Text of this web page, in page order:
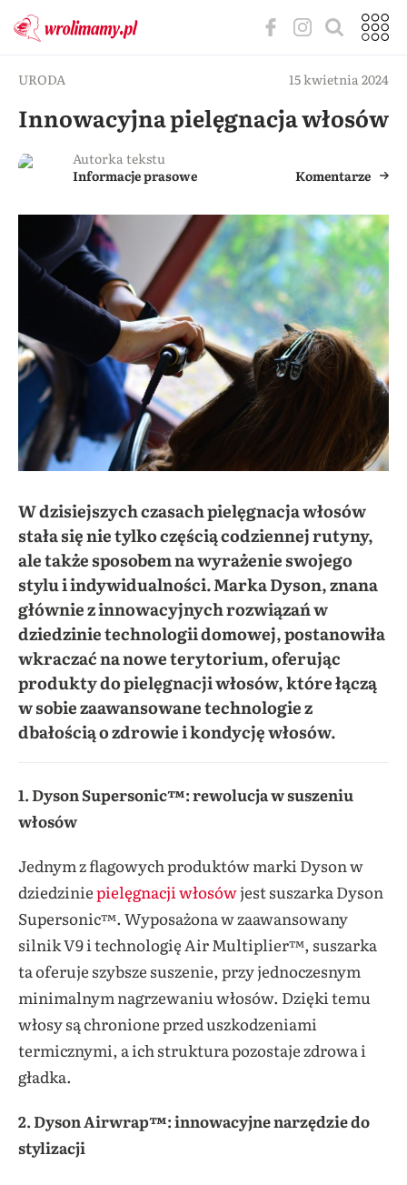
URODA 15 kwietnia 2024
Innowacyjna pielęgnacja włosów
Autorka tekstu
Informacje prasowe
Komentarze
W dzisiejszych czasach pielęgnacja włosów
stała się nie tylko częścią codziennej rutyny,
ale także sposobem na wyrażenie swojego
stylu i indywidualności. Marka Dyson, znana
głównie z innowacyjnych rozwiązań w
dziedzinie technologii domowej, postanowiła
wkraczać na nowe terytorium, oferując
produkty do pielęgnacji włosów, które łączą
w sobie zaawansowane technologie z
dbałością o zdrowie i kondycję włosów.
1. Dyson Supersonic™: rewolucja w suszeniu
włosów
Jednym z flagowych produktów marki Dyson w
dziedziniepielęgnacji włosówjest suszarka Dyson
Supersonic™. Wyposażona w zaawansowany
silnik V9 i technologię Air Multiplier™, suszarka
ta oferuje szybsze suszenie, przy jednoczesnym
minimalnym nagrzewaniu włosów. Dzięki temu
włosy są chronione przed uszkodzeniami
termicznymi, a ich struktura pozostaje zdrowa i
gładka.
2. Dyson Airwrap™: innowacyjne narzędzie do
stylizacji